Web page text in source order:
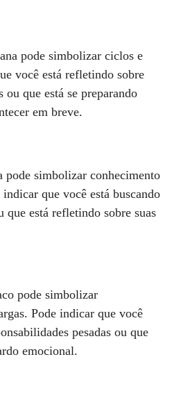
pode simbolizar ciclos e
você está refletindo sobre
ou que está se preparando
em breve.
pode simbolizar conhecimento
que você está buscando
que está refletindo sobre suas
pode simbolizar
Pode indicar que você
pesadas ou que
emocional.